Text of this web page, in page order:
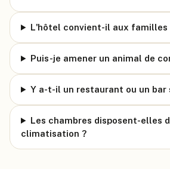
L'hôtel convient-il aux familles
Puis-je amener un animal de
Y a-t-il un restaurant ou un bar
Les chambres disposent-elles
climatisation ?